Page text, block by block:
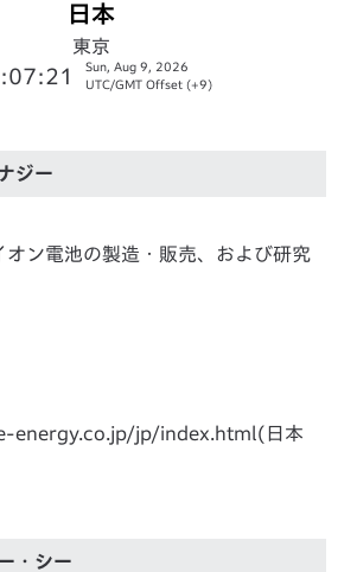
日本
東京
Sun, Aug 9, 2026
UTC/GMT Offset (+9)
ジー
オン電池の製造・販売、および研究
energy.co.jp/jp/index.html (日本
・シー